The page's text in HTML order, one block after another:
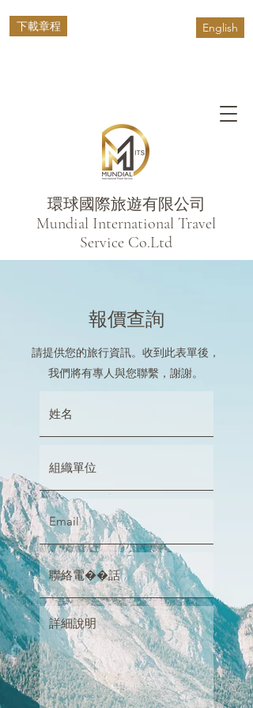
環球國際旅遊有限公司
​Mundial International Travel
Service Co.Ltd
English
下載章程
報價查詢
請提供您的旅行資訊。收到此表單後，
我們將有專人與您聯繫，謝謝。